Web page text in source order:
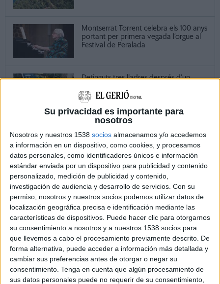
Su privacidad es importante para
nosotros
Nosotros y nuestros 1538 socios almacenamos y/o accedemos
a información en un dispositivo, como cookies, y procesamos
datos personales, como identificadores únicos e información
estándar enviada por un dispositivo para publicidad y contenido
personalizado, medición de publicidad y contenido,
investigación de audiencia y desarrollo de servicios. Con su
permiso, nosotros y nuestros socios podemos utilizar datos de
localización geográfica precisa e identificación mediante las
características de dispositivos. Puede hacer clic para otorgarnos
su consentimiento a nosotros y a nuestros 1538 socios para
que llevemos a cabo el procesamiento previamente descrito. De
forma alternativa, puede acceder a información más detallada y
cambiar sus preferencias antes de otorgar o negar su
consentimiento. Tenga en cuenta que algún procesamiento de
sus datos personales puede no requerir de su consentimiento,
Montserrat Torrent celebra els 100 anys
portant per primera vegada l’orgue al
Festival de Peralada
Detinguts tres lladres després d’un
supermercat de Torroella amb el
mètode de ''la collita''
DARRERES NOTÍCIES
Vidreres frena 70 intents d’ocupació i
en deixa el balanç a zero aquest any
Marc Puigtió trenca amb ERC i
abandona definitivament la política